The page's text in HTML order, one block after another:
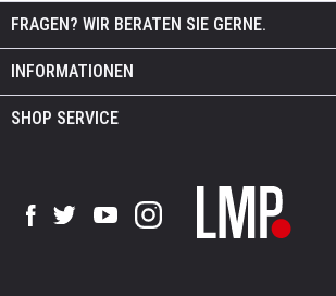
FRAGEN? WIR BERATEN SIE GERNE.
INFORMATIONEN
SHOP SERVICE